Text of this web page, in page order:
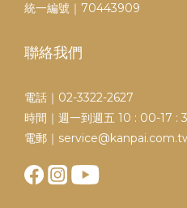
統一編號｜70443909
聯絡我們
電話｜02-3322-2627
時間｜週一到週五 10 : 00-17 :
電郵｜